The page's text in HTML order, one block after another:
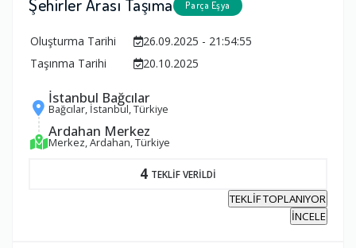
Şehirler Arası Taşıma Parça Eşya
Oluşturma Tarihi
26.09.2025 - 21:54:55
Taşınma Tarihi
20.10.2025
İstanbul Bağcılar
Bağcılar, İstanbul, Türkiye
Ardahan Merkez
Merkez, Ardahan, Türkiye
4 TEKLİF VERİLDİ
TEKLİF TOPLANIYOR
İNCELE